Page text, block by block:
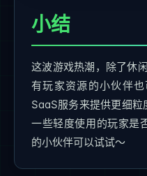
小结
这波游戏热潮，除了休
有玩家资源的小伙伴
SaaS服务来提供更细
一些轻度使用的玩家是
的小伙伴可以试试～